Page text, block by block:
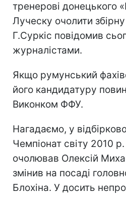
тренерові донецького
Луческу очолити
Г.Суркіс повідомив
журналістами.
Якщо румунський
його кандидатуру
Виконком ФФУ.
Нагадаємо, у
Чемпіонат світу 2010 р.
очолював Олексій
змінив на посаді
Блохіна. У досить